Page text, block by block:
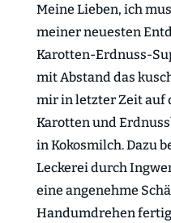
Meine Lieben, ich
meiner neuesten
Karotten-Erdnuss-
mit Abstand das
mir in letzter Zeit auf
Karotten und
in Kokosmilch. Dazu
Leckerei durch
eine angenehme
Handumdrehen